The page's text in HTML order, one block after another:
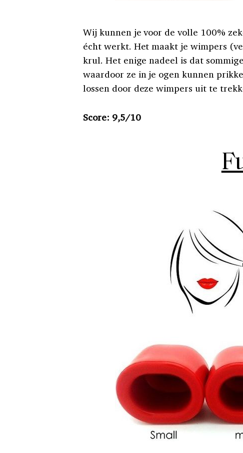
Wij kunnen je voor de volle 100%
écht werkt. Het maakt je wimpers
krul. Het enige nadeel is dat
waardoor ze in je ogen kunnen
lossen door deze wimpers uit te
Score: 9,5/10